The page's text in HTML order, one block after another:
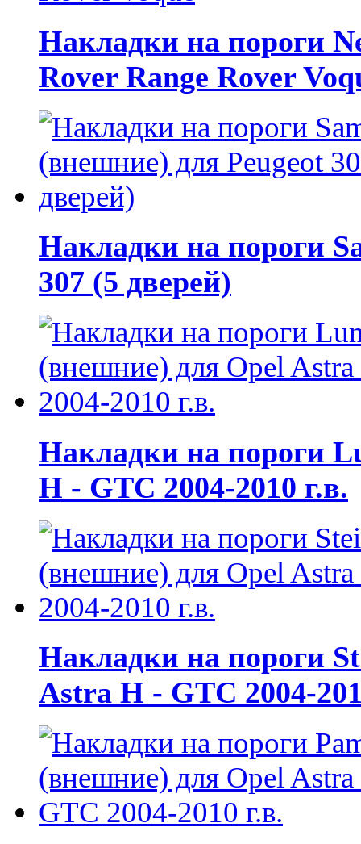
Накладки на пороги
Rover Range Rover
Накладки на пороги
307 (5 дверей)
Накладки на пороги
H - GTC 2004-2010 г.в.
Накладки на пороги
Astra H - GTC 2004-